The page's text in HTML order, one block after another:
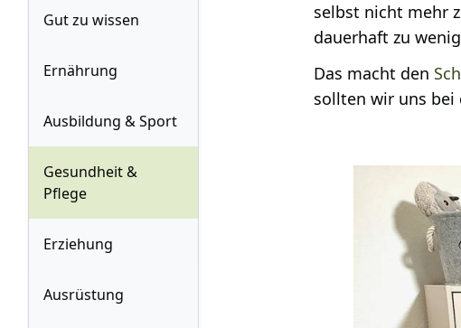
Gut zu wissen
Ernährung
Ausbildung & Sport
Gesundheit &
Pflege
Erziehung
Ausrüstung
selbst nicht mehr
dauerhaft zu
Das macht den
sollten wir uns bei